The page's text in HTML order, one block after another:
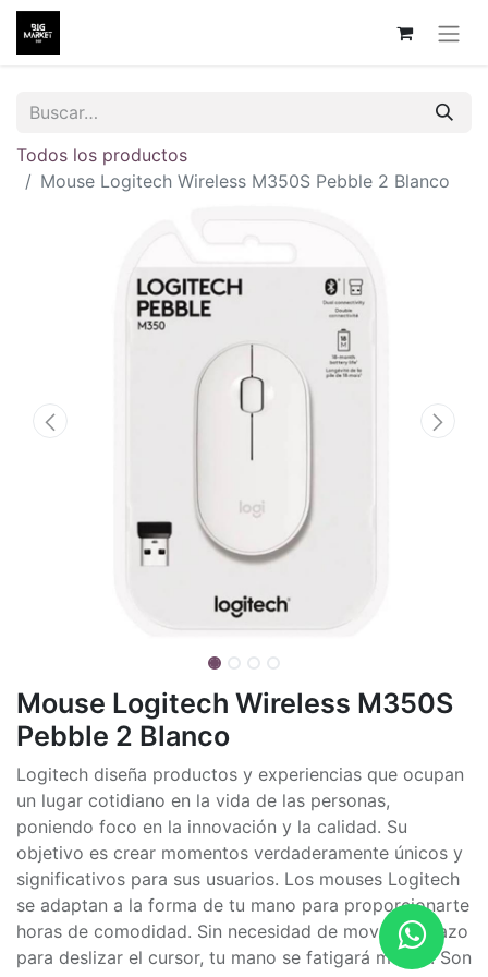
Todos los productos
Mouse Logitech Wireless M350S Pebble 2 Blanco
Mouse Logitech Wireless M350S
Pebble 2 Blanco
Logitech diseña productos y experiencias que ocupan
un lugar cotidiano en la vida de las personas,
poniendo foco en la innovación y la calidad. Su
objetivo es crear momentos verdaderamente únicos y
significativos para sus usuarios. Los mouses Logitech
se adaptan a la forma de tu mano para proporcionarte
horas de comodidad. Sin necesidad de mover el brazo
para deslizar el cursor, tu mano se fatigará menos. Son